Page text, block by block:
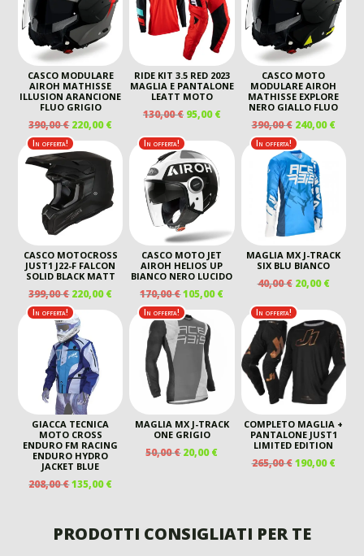
CASCO MODULARE
AIROH MATHISSE
ILLUSION ARANCIONE
FLUO GRIGIO
390,00€ IL
PREZZO
ORIGINALE
ERA:
390,00 €.
220,00€IL
PREZZO
ATTUALE
È:
220,00 €.
RIDE KIT 3.5 RED 2023
MAGLIA E PANTALONE
LEATT MOTO
130,00€ IL
ORIGINALE
ERA:
130,00 €.
95,00€IL
PREZZO
ATTUALE
CASCO MOTO
MODULARE AIROH
MATHISSE EXPLORE
NERO GIALLO FLUO
390,00€ IL
PREZZO
ORIGINALE
ERA:
390,00 €.
240,00€IL
In offerta!
CASCO MOTOCROSS
JUST1 J22-F FALCON
SOLID BLACK MATT
399,00€ IL
PREZZO
ORIGINALE
ERA:
399,00 €.
220,00€IL
PREZZO
ATTUALE
220,00 €.
In offerta!
CASCO MOTO JET
AIROH HELIOS UP
BIANCO NERO LUCIDO
170,00€IL
PREZZO
ORIGINALE
ERA:
170,00 €.
105,00€IL
PREZZO
ATTUALE
105,00 €.
In offerta!
MAGLIA MX J-TRACK
SIX BLU BIANCO
40,00€ IL
ORIGINALE
ERA:
40,00 €.
20,00€IL
È:
20,00
In offerta!
GIACCA TECNICA
MOTO CROSS
ENDURO FM RACING
ENDURO HYDRO
JACKET BLUE
208,00€IL
ERA:
208,00 €.
135,00€IL
È:
135,00 €.
In offerta!
MAGLIA MX J-TRACK
ONE GRIGIO
50,00€ IL
20,00€IL
PREZZO
In offerta!
COMPLETO MAGLIA +
PANTALONE JUST1
LIMITED EDITION
265,00€ IL
190,00€IL
PRODOTTI CONSIGLIATI PER TE